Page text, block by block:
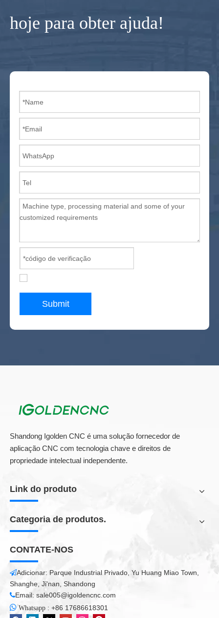
hoje para obter ajuda!
Submit
Shandong Igolden CNC é uma solução fornecedor de
aplicação CNC com tecnologia chave e direitos de
propriedade intelectual independente.
Link do produto
Categoria de produtos.
CONTATE-NOS
Adicionar: Parque Industrial Privado, Yu Huang Miao Town,
Shanghe, Ji'nan, Shandong
Email: sale005@igoldencnc.com
 Whatsapp : +86 17686618301